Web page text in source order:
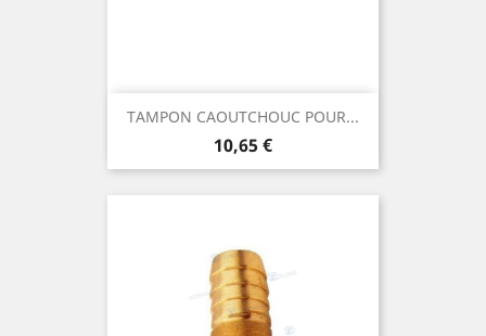
TAMPON CAOUTCHOUC POUR...
Prix
10,65 €